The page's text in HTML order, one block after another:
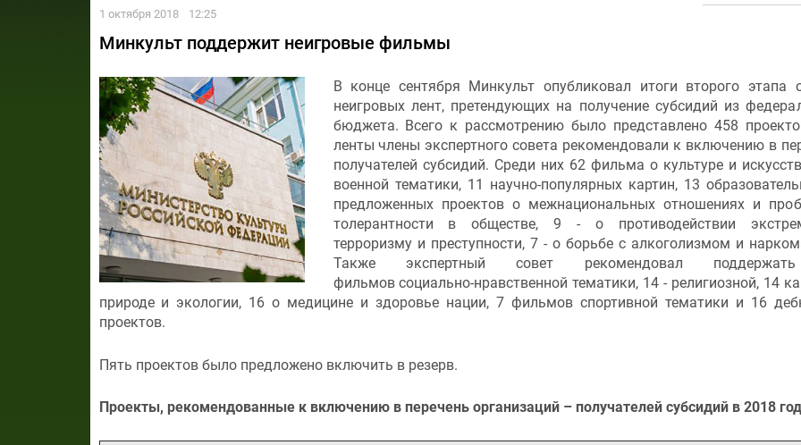
1 октября 2018 12:25
Минкульт поддержит неигровые фильмы
В конце сентября Минкульт опубликовал итоги второго этапа
неигровых лент, претендующих на получение субсидий из
бюджета. Всего к рассмотрению было представлено 458
ленты члены экспертного совета рекомендовали к включению в
получателей субсидий. Среди них 62 фильма о культуре и
военной тематики, 11 научно-популярных картин, 13
предложенных проектов о межнациональных отношениях и
толерантности в обществе, 9 - о противодействии
терроризму и преступности, 7 - о борьбе с алкоголизмом и
Также экспертный совет рекомендовал
фильмов социально-нравственной тематики, 14 - религиозной, 14
природе и экологии, 16 о медицине и здоровье нации, 7 фильмов спортивной тематики и 16
проектов.
Пять проектов было предложено включить в резерв.
Проекты, рекомендованные к включению в перечень организаций – получателей субсидий в 2018